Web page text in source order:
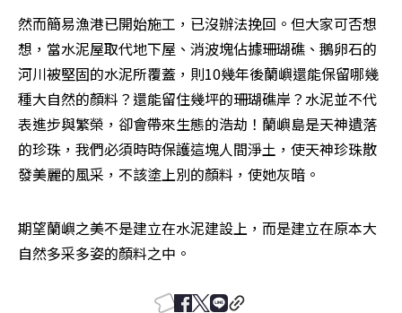
然而簡易漁港已開始施工，已沒辦法挽回。但大家可否想
想，當水泥屋取代地下屋、消波塊佔據珊瑚礁、鵝卵石的
河川被堅固的水泥所覆蓋，則10幾年後蘭嶼還能保留哪幾
種大自然的顏料？還能留住幾坪的珊瑚礁岸？水泥並不代
表進步與繁榮，卻會帶來生態的浩劫！蘭嶼島是天神遺落
的珍珠，我們必須時時保護這塊人間淨土，使天神珍珠散
發美麗的風采，不該塗上別的顏料，使她灰暗。
期望蘭嶼之美不是建立在水泥建設上，而是建立在原本大
自然多采多姿的顏料之中。